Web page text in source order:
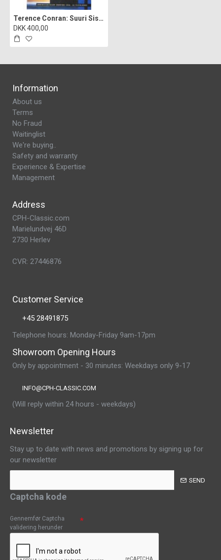
Terence Conran: Suuri Sisustuskirja Book
DKK 400,00
Information
About us
Terms
No Fraud
Waitinglist
We're buying..
Safety and warranty
Experience & Expertise
Management
Address
CPH-Classic.com
Marielundvej 46D
2730 Herlev
CVR: 27446876
Customer Service
+45 28491875
Telephone hours: Monday-Friday 9am-17pm
Showroom Opening Hours
Only by appointment - 30 minutes: Weekdays only 9-17
INFO@CPH-CLASSIC.COM
(Will reply within 24 hours - weekdays)
Newsletter
Stay up to date with news and promotions by signing up for
our newsletter
SEND
Captcha kode
Gennemfør Captcha
validering herunder